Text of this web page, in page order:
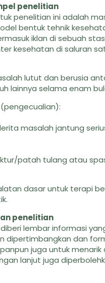
penelitian
penelitian ini adalah
bentuk tehnik
iklan di sebuah
kesehatan di saluran
lutut dan berusia
lainnya selama enam
(pengecualian):
masalah jantung
patah tulang atau
dasar untuk terapi
penelitian
lembar informasi
dipertimbangkan dan
juga untuk
lanjut juga